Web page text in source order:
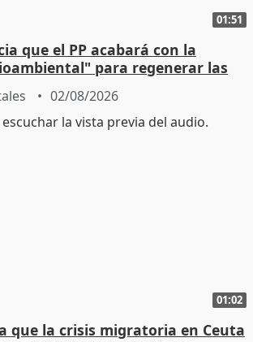
01:51
que el PP acabará con la
para regenerar las
02/08/2026
01:02
que la crisis migratoria en Ceuta